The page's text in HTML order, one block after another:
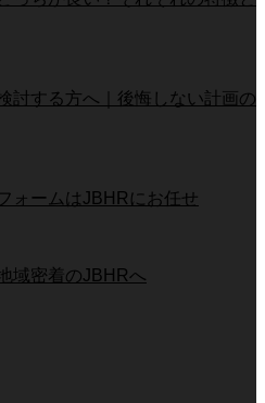
討する方へ｜後悔しない計画の
ォームはJBHRにお任せ
域密着のJBHRへ